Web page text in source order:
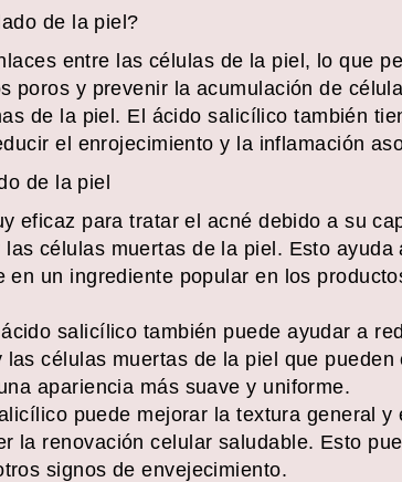
de la piel?
entre las células de la piel, lo que
poros y prevenir la acumulación de
de la piel. El ácido salicílico también
el enrojecimiento y la inflamación
de la piel
eficaz para tratar el acné debido a su
células muertas de la piel. Esto ayuda
un ingrediente popular en los
salicílico también puede ayudar a
células muertas de la piel que pueden
apariencia más suave y uniforme.
puede mejorar la textura general y
la renovación celular saludable. Esto
signos de envejecimiento.